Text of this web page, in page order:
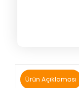
Ürün Açıklaması